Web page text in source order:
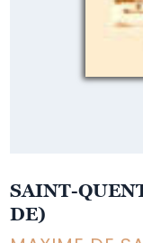
SAINT-
DE)